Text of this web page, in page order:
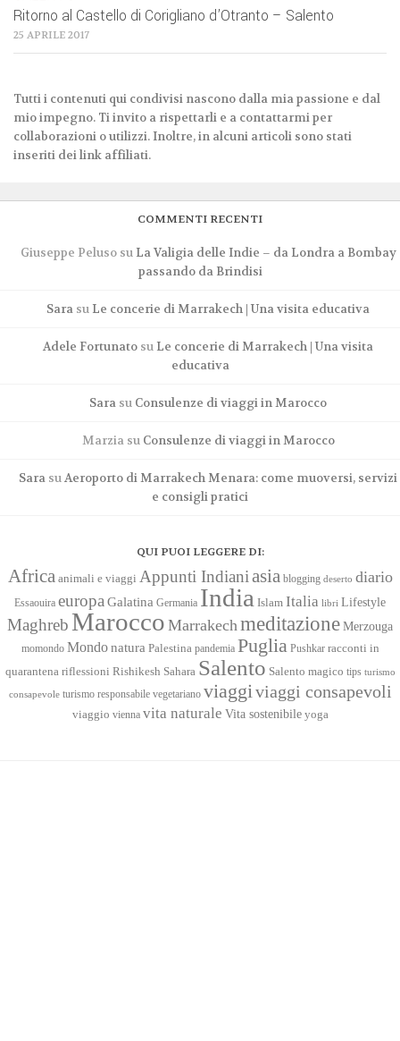
Ritorno al Castello di Corigliano d’Otranto – Salento
25 APRILE 2017
Tutti i contenuti qui condivisi nascono dalla mia passione e dal
mio impegno. Ti invito a rispettarli e a contattarmi per
collaborazioni o utilizzi. Inoltre, in alcuni articoli sono stati
inseriti dei link affiliati.
COMMENTI RECENTI
Giuseppe Pelusosu La Valigia delle Indie – da Londra a Bombay
passando da Brindisi
Sara su Le concerie di Marrakech | Una visita educativa
Adele Fortunato su Le concerie di Marrakech | Una visita
educativa
Sara su Consulenze di viaggi in Marocco
Marziasu Consulenze di viaggi in Marocco
Sara suAeroporto di Marrakech Menara: come muoversi, servizi
e consigli pratici
QUI PUOI LEGGERE DI:
Africa animali e viaggi Appunti Indianiasia blogging deserto diario
Essaouira europa Galatina Germania India Islam Italia libri Lifestyle
Maghreb Marocco Marrakech meditazioneMerzouga
momondo Mondo natura Palestina pandemia Puglia Pushkar racconti in
quarantena riflessioni Rishikesh Sahara Salento Salento magico tips turismo
consapevole turismo responsabile vegetariano viaggi viaggi consapevoli
viaggio vienna vita naturale Vita sostenibile yoga